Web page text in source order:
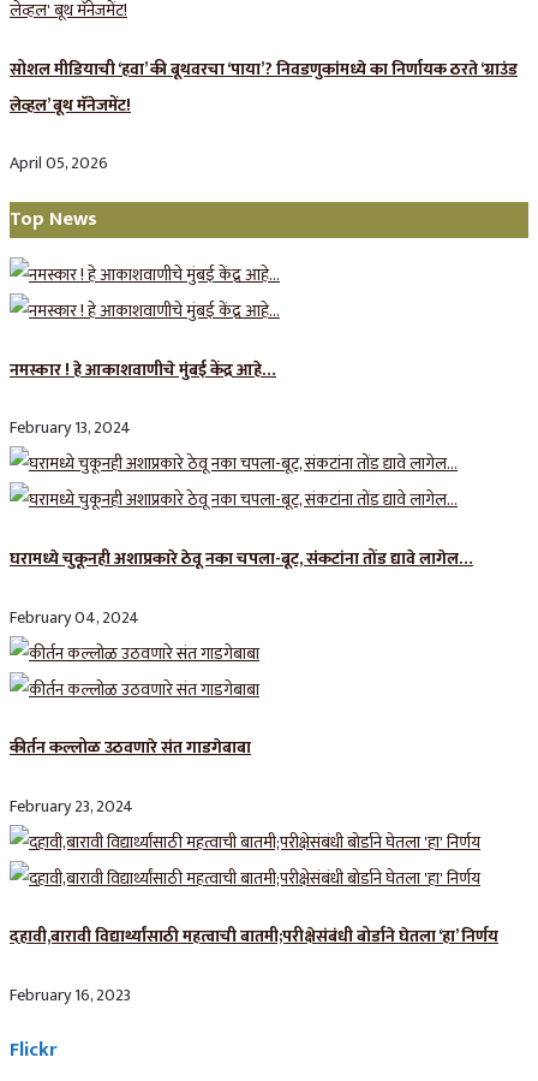
सोशल मीडियाची ‘हवा’ की बूथवरचा ‘पाया’? निवडणुकांमध्ये का निर्णायक ठरते ‘ग्राउंड
लेव्हल’ बूथ मॅनेजमेंट!
April 05, 2026
Top News
नमस्कार ! हे आकाशवाणीचे मुंबई केंद्र आहे…
February 13, 2024
घरामध्ये चुकूनही अशाप्रकारे ठेवू नका चपला-बूट, संकटांना तोंड द्यावे लागेल…
February 04, 2024
कीर्तन कल्लोळ उठवणारे संत गाडगेबाबा
February 23, 2024
दहावी,बारावी विद्यार्थ्यांसाठी महत्वाची बातमी;परीक्षेसंबंधी बोर्डाने घेतला ‘हा’ निर्णय
February 16, 2023
Flickr